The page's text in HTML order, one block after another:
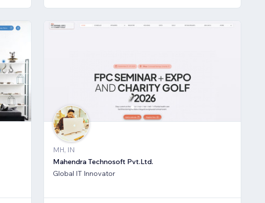
MH, IN
Mahendra Technosoft Pvt.Ltd.
Global IT Innovator